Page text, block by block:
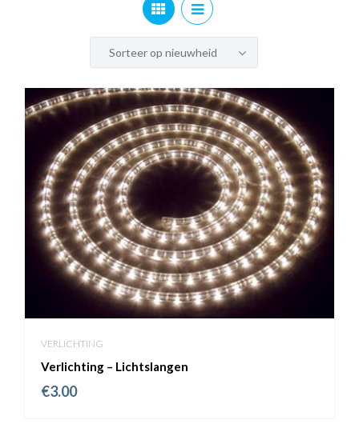
Sorteer op nieuwheid
VERLICHTING
Verlichting – Lichtslangen
€3.00